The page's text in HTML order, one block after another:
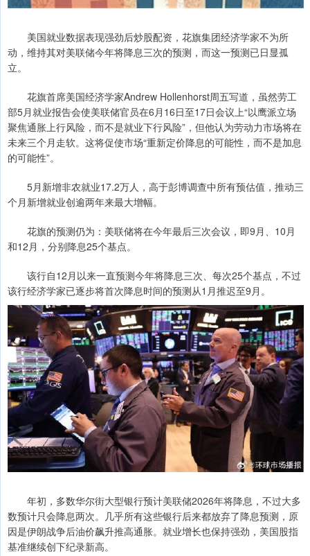
美国就业数据表现强劲后炒股配资，花旗集团经济学家不为所
动，维持其对美联储今年将降息三次的预测，而这一预测已日显孤
立。
花旗首席美国经济学家Andrew Hollenhorst周五写道，虽然劳工
部5月就业报告会使美联储官员在6月16日至17日会议上“以鹰派立场
聚焦通胀上行风险，而不是就业下行风险”，但他认为劳动力市场将在
未来三个月走软。这将促使市场“重新定价降息的可能性，而不是加息
的可能性”。
5月新增非农就业17.2万人，高于彭博调查中所有预估值，推动三
个月新增就业创逾两年来最大增幅。
花旗的预测仍为：美联储将在今年最后三次会议，即9月、10月
和12月，分别降息25个基点。
该行自12月以来一直预测今年将降息三次、每次25个基点，不过
该行经济学家已逐步将首次降息时间的预测从1月推迟至9月。
年初，多数华尔街大型银行预计美联储2026年将降息，不过大多
数预计只会降息两次。几乎所有这些银行后来都放弃了降息预测，原
因是伊朗战争后油价飙升推高通胀。就业增长也保持强劲，美国股指
基准继续创下纪录新高。